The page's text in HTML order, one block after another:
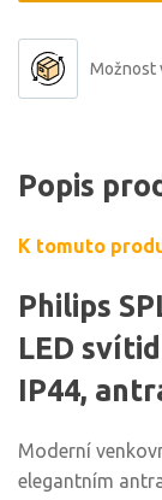
Možnost
Popis
K tomuto
Philips
LED
IP44,
Moderní
elegantním